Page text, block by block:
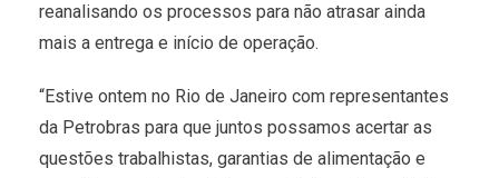
reanalisando os processos para não atrasar ainda
mais a entrega e início de operação.
“Estive ontem no Rio de Janeiro com representantes
da Petrobras para que juntos possamos acertar as
questões trabalhistas, garantias de alimentação e